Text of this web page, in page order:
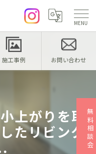
施工事例 お問い合わせ
上がりを取
たリビング 無料相談会